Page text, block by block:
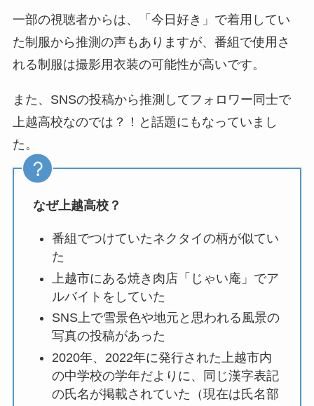
一部の視聴者からは、「今日好き」で着用してい
た制服から推測の声もありますが、番組で使用さ
れる制服は撮影用衣装の可能性が高いです。
また、SNSの投稿から推測してフォロワー同士で
上越高校なのでは？！と話題にもなっていまし
た。
なぜ上越高校？
番組でつけていたネクタイの柄が似てい
た
上越市にある焼き肉店「じゃい庵」でア
ルバイトをしていた
SNS上で雪景色や地元と思われる風景の
写真の投稿があった
2020年、2022年に発行された上越市内
の中学校の学年だよりに、同じ漢字表記
の氏名が掲載されていた（現在は氏名部